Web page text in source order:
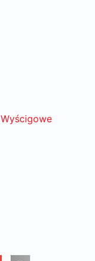
Wyścigowe